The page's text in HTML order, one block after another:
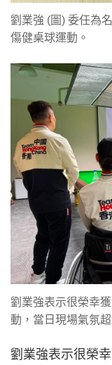
劉業強 (圖) 委任為
傷健桌球運動。
劉業強表示很榮幸
動，當日現場氣氛超
劉業強表示很榮